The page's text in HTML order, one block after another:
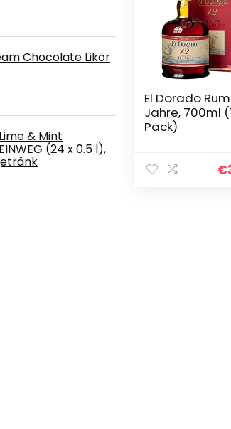
Chocolate Likör
& Mint
(24 x 0.5 l),
El Dorado Rum
Jahre, 700ml
Pack)
€